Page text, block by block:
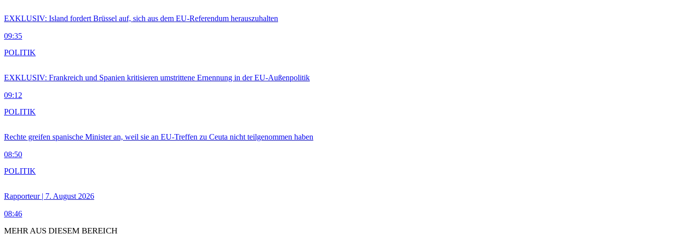
EXKLUSIV: Island fordert Brüssel auf, sich aus dem EU-Referendum herauszuhalten
09:35
EXKLUSIV: Frankreich und Spanien kritisieren umstrittene Ernennung in der EU-Außenpolitik
09:12
POLITIK
Rechte greifen spanische Minister an, weil sie an EU-Treffen zu Ceuta nicht teilgenommen haben
08:50
POLITIK
Rapporteur | 7. August 2026
08:46
POLITIK
MEHR AUS DIESEM BEREICH